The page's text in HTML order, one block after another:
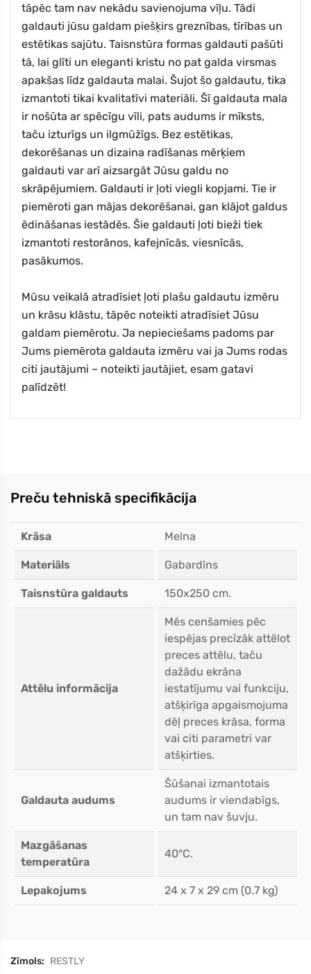
tāpēc tam nav nekādu savienojuma vīļu. Tādi
galdauti jūsu galdam piešķirs greznības, tīrības un
estētikas sajūtu. Taisnstūra formas galdauti pašūti
tā, lai glīti un eleganti kristu no pat galda virsmas
apakšas līdz galdauta malai. Šujot šo galdautu, tika
izmantoti tikai kvalitatīvi materiāli. Šī galdauta mala
ir nošūta ar spēcīgu vīli, pats audums ir mīksts,
taču izturīgs un ilgmūžīgs. Bez estētikas,
dekorēšanas un dizaina radīšanas mērķiem
galdauti var arī aizsargāt Jūsu galdu no
skrāpējumiem. Galdauti ir ļoti viegli kopjami. Tie ir
piemēroti gan mājas dekorēšanai, gan klājot galdus
ēdināšanas iestādēs. Šie galdauti ļoti bieži tiek
izmantoti restorānos, kafejnīcās, viesnīcās,
pasākumos.
Mūsu veikalā atradīsiet ļoti plašu galdautu izmēru
un krāsu klāstu, tāpēc noteikti atradīsiet Jūsu
galdam piemērotu. Ja nepieciešams padoms par
Jums piemērota galdauta izmēru vai ja Jums rodas
citi jautājumi – noteikti jautājiet, esam gatavi
palīdzēt!
Preču tehniskā specifikācija
Krāsa Melna
Materiāls Gabardīns
Taisnstūra galdauts 150x250 cm.
Attēlu informācija
Mēs cenšamies pēc
iespējas precīzāk attēlot
preces attēlu, taču
dažādu ekrāna
iestatījumu vai funkciju,
atšķirīga apgaismojuma
dēļ preces krāsa, forma
vai citi parametri var
atšķirties.
Galdauta audums
Šūšanai izmantotais
audums ir viendabīgs,
un tam nav šuvju.
Mazgāšanas
temperatūra
40°C.
Lepakojums 24 x 7 x 29 cm (0.7 kg)
Zīmols: RESTLY